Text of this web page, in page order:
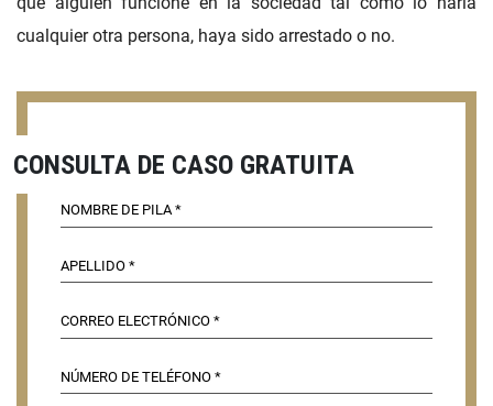
cualquier otra persona, haya sido arrestado o no.
CONSULTA DE CASO GRATUITA